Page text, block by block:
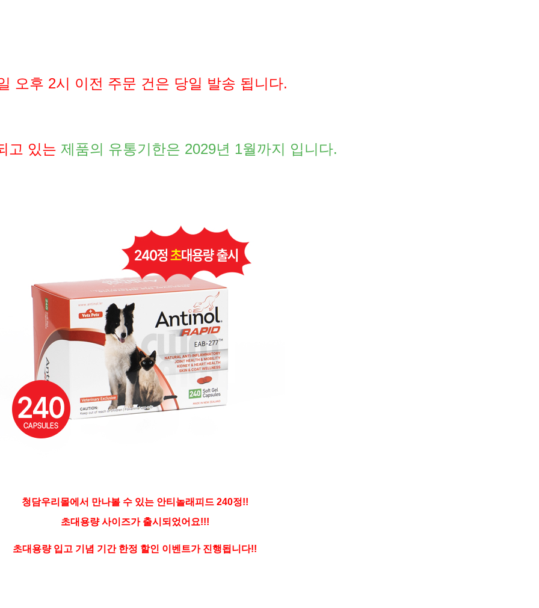
오후 2시 이전 주문 건은 당일 발송 됩니다.
고 있는 제품의 유통기한은 2029년 1월까지 입니다.
청담우리몰에서 만나볼 수 있는 안티놀래피드 240정!!
초대용량 사이즈가 출시되었어요!!!
초대용량 입고 기념 기간 한정 할인 이벤트가 진행됩니다!!